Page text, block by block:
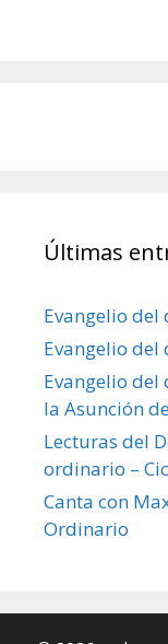
Últimas
Evangelio del
Evangelio del
Evangelio del
la Asunción
Lecturas del
ordinario –
Canta con
Ordinario